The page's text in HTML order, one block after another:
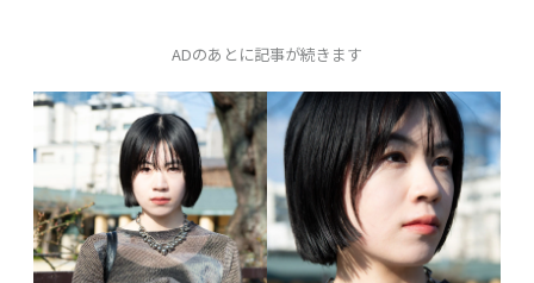
ADのあとに記事が続きます